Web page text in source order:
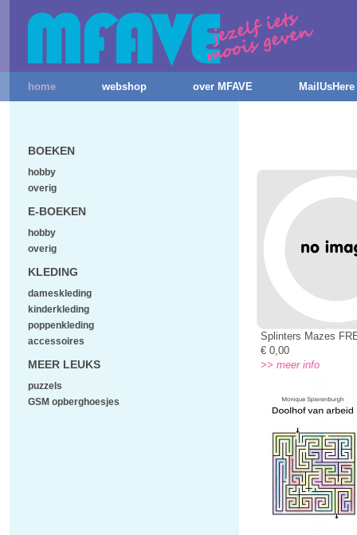
home webshop over MFAVE MailUsHere
Splinters Mazes
€ 0,00
>> meer info
BOEKEN
hobby
overig
E-BOEKEN
hobby
overig
KLEDING
dameskleding
kinderkleding
poppenkleding
accessoires
MEER LEUKS
puzzels
GSM opberghoesjes